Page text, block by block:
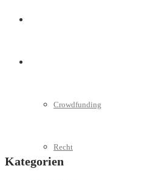
Crowdfunding
Recht
Kategorien